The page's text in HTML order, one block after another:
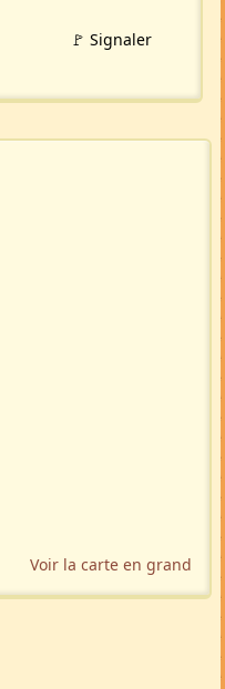
🚩 Signaler
Voir la carte en grand